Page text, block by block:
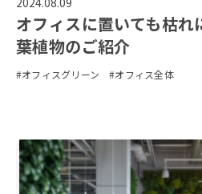
お電話でのお問
0120-
オフィスに置いても枯
葉植物のご紹介
#オフィスグリーン #オフィス全体